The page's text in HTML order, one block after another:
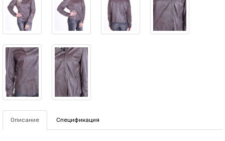
Описание Спецификация